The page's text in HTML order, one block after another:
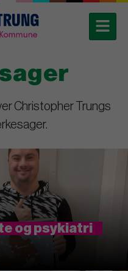
Christopher Trungs
og psykiatri